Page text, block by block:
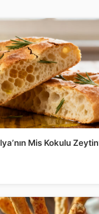
Mis Kokulu